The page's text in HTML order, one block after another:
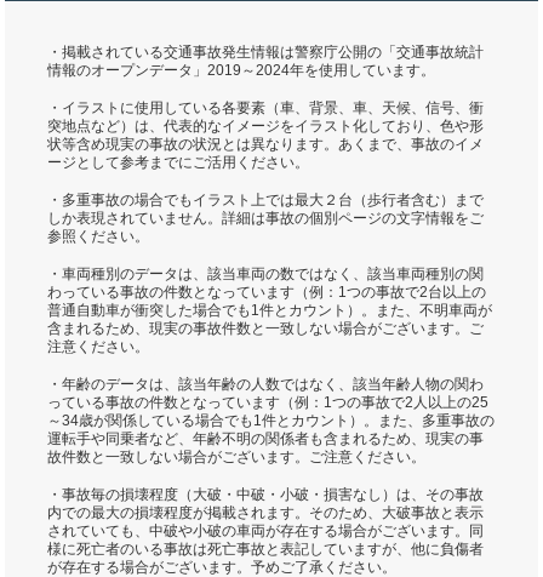
・掲載されている交通事故発生情報は警察庁公開の「交通事故統計
情報のオープンデータ」2019～2024年を使用しています。
・イラストに使用している各要素（車、背景、車、天候、信号、衝
突地点など）は、代表的なイメージをイラスト化しており、色や形
状等含め現実の事故の状況とは異なります。あくまで、事故のイメ
ージとして参考までにご活用ください。
・多重事故の場合でもイラスト上では最大２台（歩行者含む）まで
しか表現されていません。詳細は事故の個別ページの文字情報をご
参照ください。
・車両種別のデータは、該当車両の数ではなく、該当車両種別の関
わっている事故の件数となっています（例：1つの事故で2台以上の
普通自動車が衝突した場合でも1件とカウント）。また、不明車両が
含まれるため、現実の事故件数と一致しない場合がございます。ご
注意ください。
・年齢のデータは、該当年齢の人数ではなく、該当年齢人物の関わ
っている事故の件数となっています（例：1つの事故で2人以上の25
～34歳が関係している場合でも1件とカウント）。また、多重事故の
運転手や同乗者など、年齢不明の関係者も含まれるため、現実の事
故件数と一致しない場合がございます。ご注意ください。
・事故毎の損壊程度（大破・中破・小破・損害なし）は、その事故
内での最大の損壊程度が掲載されます。そのため、大破事故と表示
されていても、中破や小破の車両が存在する場合がございます。同
様に死亡者のいる事故は死亡事故と表記していますが、他に負傷者
が存在する場合がございます。予めご了承ください。